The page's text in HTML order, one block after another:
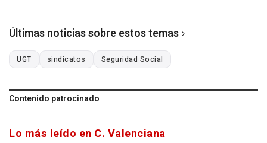
Últimas noticias sobre estos temas
UGT sindicatos Seguridad Social
Contenido patrocinado
Lo más leído en C. Valenciana